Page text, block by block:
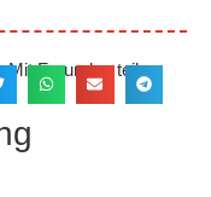
Mit Freunden teilen: